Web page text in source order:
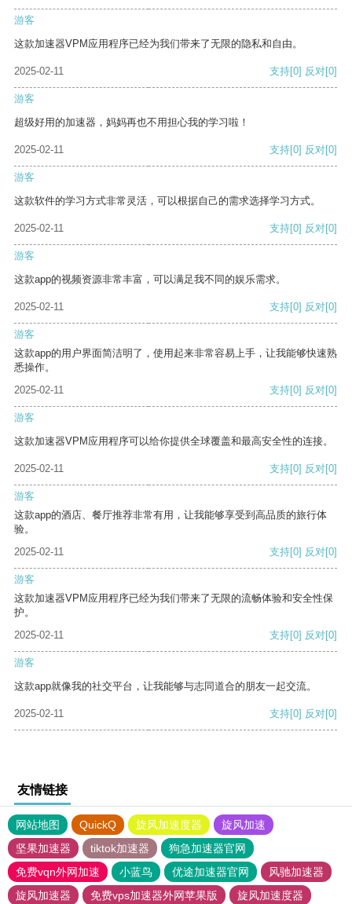
游客
这款加速器VPM应用程序已经为我们带来了无限的隐私和自由。
2025-02-11 支持[0] 反对[0]
游客
超级好用的加速器，妈妈再也不用担心我的学习啦！
2025-02-11 支持[0] 反对[0]
游客
这款软件的学习方式非常灵活，可以根据自己的需求选择学习方式。
2025-02-11 支持[0] 反对[0]
游客
这款app的视频资源非常丰富，可以满足我不同的娱乐需求。
2025-02-11 支持[0] 反对[0]
游客
这款app的用户界面简洁明了，使用起来非常容易上手，让我能够快速熟
悉操作。
2025-02-11
支持[0] 反对[0]
游客
这款加速器VPM应用程序可以给你提供全球覆盖和最高安全性的连接。
2025-02-11 支持[0] 反对[0]
游客
这款app的酒店、餐厅推荐非常有用，让我能够享受到高品质的旅行体
验。
2025-02-11
支持[0] 反对[0]
游客
这款加速器VPM应用程序已经为我们带来了无限的流畅体验和安全性保
护。
2025-02-11
支持[0] 反对[0]
游客
这款app就像我的社交平台，让我能够与志同道合的朋友一起交流。
2025-02-11 支持[0] 反对[0]
友情链接
网站地图 QuickQ 旋风加速度器
旋风加速
坚果加速器
tiktok加速器
狗急加速器官网
免费vqn外网加速
小蓝鸟 优途加速器官网
风驰加速器
旋风加速器
免费vps加速器外网苹果版 旋风加速度器